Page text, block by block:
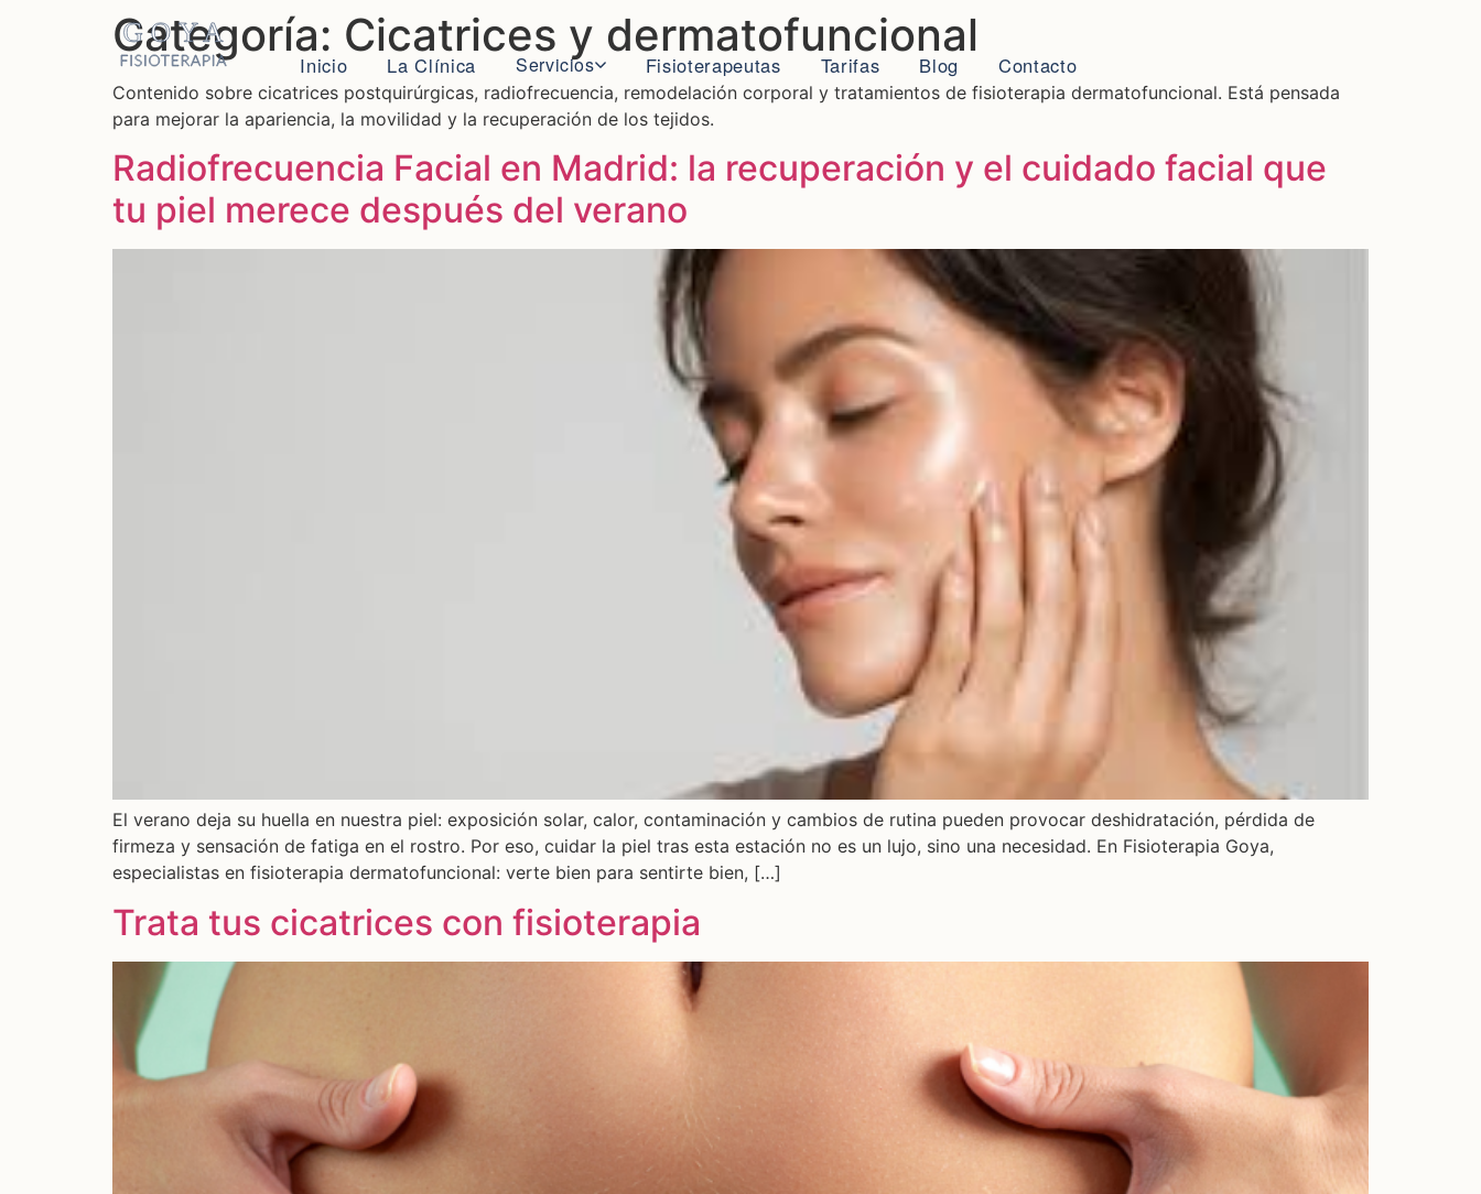
Inicio La Clínica Servicios Fisioterapeutas Tarifas Blog Contacto
Categoría: Cicatrices y dermatofuncional
Contenido sobre cicatrices postquirúrgicas, radiofrecuencia, remodelación corporal y tratamientos de fisioterapia dermatofuncional. Está pensada
para mejorar la apariencia, la movilidad y la recuperación de los tejidos.
Radiofrecuencia Facial en Madrid: la recuperación y el cuidado facial que
tu piel merece después del verano
El verano deja su huella en nuestra piel: exposición solar, calor, contaminación y cambios de rutina pueden provocar deshidratación, pérdida de
firmeza y sensación de fatiga en el rostro. Por eso, cuidar la piel tras esta estación no es un lujo, sino una necesidad. En Fisioterapia Goya,
especialistas en fisioterapia dermatofuncional: verte bien para sentirte bien, […]
Trata tus cicatrices con fisioterapia